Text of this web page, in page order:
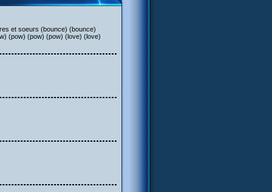
et soeurs (bounce) (bounce)
(pow) (pow) (pow) (love) (love)